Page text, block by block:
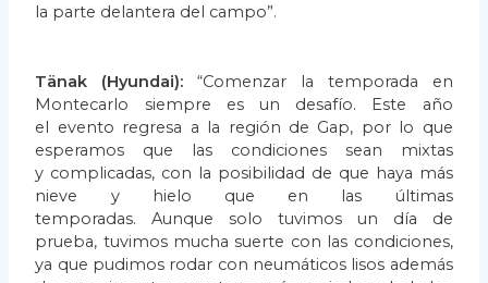
la parte delantera del campo”.
Tänak (Hyundai): “Comenzar la temporada en
Montecarlo siempre es un desafío. Este año
el evento regresa a la región de Gap, por lo que
esperamos que las condiciones sean mixtas
y complicadas, con la posibilidad de que haya más
nieve y hielo que en las últimas
temporadas.Aunque solo tuvimos un día de
prueba, tuvimos mucha suerte con las condiciones,
ya que pudimos rodar con neumáticos lisos además